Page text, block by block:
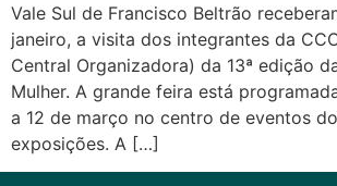
Vale Sul de Francisco Beltrão
janeiro, a visita dos integrantes da
Central Organizadora) da 13ª edição
Mulher. A grande feira está
a 12 de março no centro de eventos
exposições. A […]